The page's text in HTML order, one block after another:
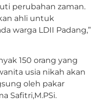
perubahan zaman.
ahli untuk
warga LDII Padang,”
150 orang yang
usia nikah akan
oleh pakar
Safitri,M.PSi.